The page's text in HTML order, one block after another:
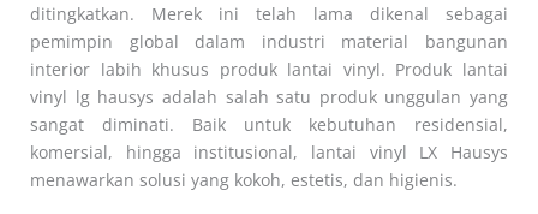
ditingkatkan. Merek ini telah lama dikenal sebagai
pemimpin global dalam industri material bangunan
interior labih khusus produk lantai vinyl. Produk lantai
vinyl lg hausys adalah salah satu produk unggulan yang
sangat diminati. Baik untuk kebutuhan residensial,
komersial, hingga institusional, lantai vinyl LX Hausys
menawarkan solusi yang kokoh, estetis, dan higienis.